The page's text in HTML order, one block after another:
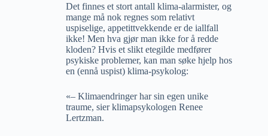
Det finnes et stort antall klima-alarmister, og
mange må nok regnes som relativt
uspiselige, appetittvekkende er de iallfall
ikke! Men hva gjør man ikke for å redde
kloden? Hvis et slikt etegilde medfører
psykiske problemer, kan man søke hjelp hos
en (ennå uspist) klima-psykolog:
«– Klimaendringer har sin egen unike
traume, sier klimapsykologen Renee
Lertzman.